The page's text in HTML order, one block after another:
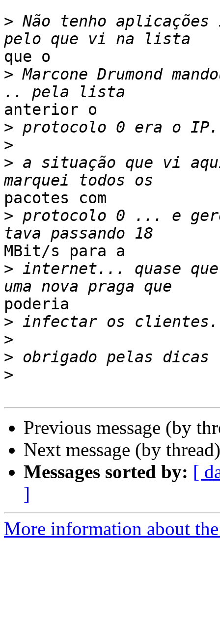
> Não tenho
que o
> Marcone Drumond
anterior o
>
>
> a situação que vi
pacotes com
> protocolo 0 ... e
MBit/s para a
> internet... quase
poderia
>
>
>
>
Previous message (by
Next message (by
Messages sorted by: [
]
More information about